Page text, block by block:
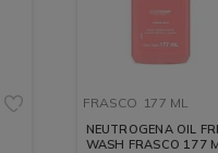
FRASCO 177 ML
NEUTROGENA OIL
WASH FRASCO 177